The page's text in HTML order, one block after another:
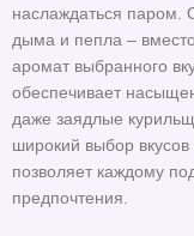
наслаждаться паром.
дыма и пепла –
аромат выбранного
обеспечивает
даже заядлые
широкий выбор вкусов
позволяет каждому
предпочтения.